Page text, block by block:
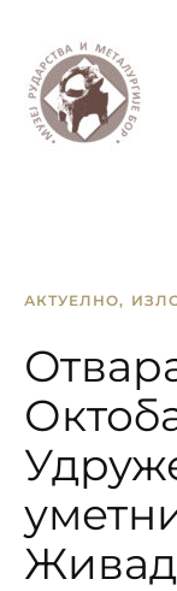
АКТУЕЛНО